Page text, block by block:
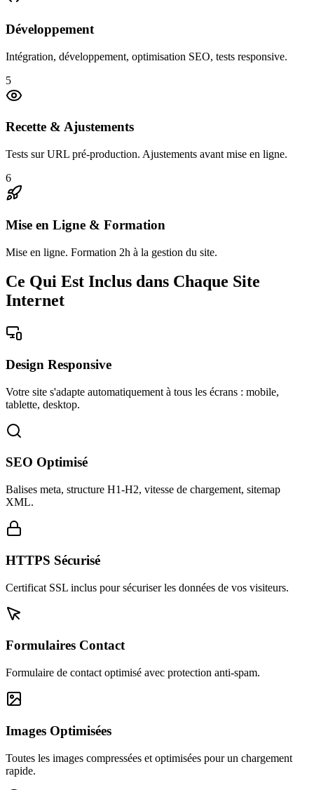
Développement
Intégration, développement, optimisation SEO, tests responsive.
5
Recette & Ajustements
Tests sur URL pré-production. Ajustements avant mise en ligne.
6
Mise en Ligne & Formation
Mise en ligne. Formation 2h à la gestion du site.
Ce Qui Est Inclus dans Chaque Site
Internet
Design Responsive
Votre site s'adapte automatiquement à tous les écrans : mobile,
tablette, desktop.
SEO Optimisé
Balises meta, structure H1-H2, vitesse de chargement, sitemap
XML.
HTTPS Sécurisé
Certificat SSL inclus pour sécuriser les données de vos visiteurs.
Formulaires Contact
Formulaire de contact optimisé avec protection anti-spam.
Images Optimisées
Toutes les images compressées et optimisées pour un chargement
rapide.